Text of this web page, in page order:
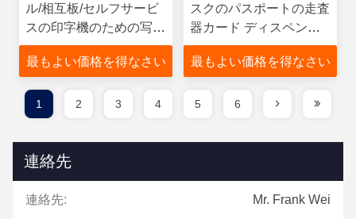
ル/相互板/セルフサービ
スの印字機のための写真
ブースの印字機のキオス
クを自動化しました
最もよい価格を得なさい
スクのパスポートの走査
器カード ディスペンサ
ー
最もよい価格を得なさい
1 2 3 4 5 6
連絡先
連絡先: Mr. Frank Wei